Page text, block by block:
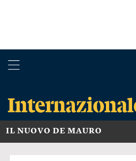
IL NUOVO DE MAURO